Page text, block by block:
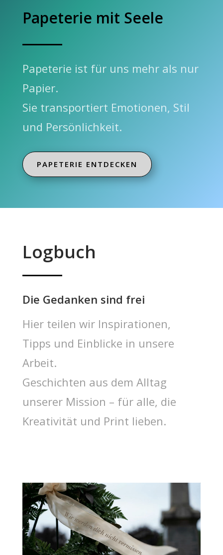
Papeterie mit Seele
Papeterie ist für uns mehr als nur
Papier.
Sie transportiert Emotionen, Stil
und Persönlichkeit.
PAPETERIE ENTDECKEN
Logbuch
Die Gedanken sind frei
Hier teilen wir Inspirationen,
Tipps und Einblicke in unsere
Arbeit.
Geschichten aus dem Alltag
unserer Mission – für alle, die
Kreativität und Print lieben.